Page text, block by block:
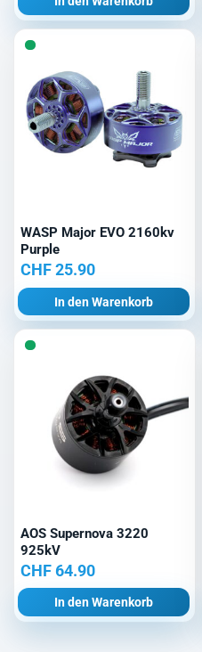
WASP Major EVO 2160kv
Purple
CHF25.90
In den Warenkorb
AOS Supernova 3220
925kV
CHF64.90
In den Warenkorb